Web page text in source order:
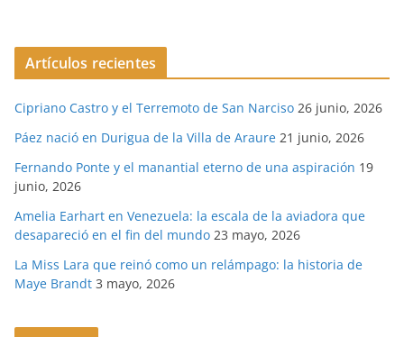
Artículos recientes
Cipriano Castro y el Terremoto de San Narciso 26 junio, 2026
Páez nació en Durigua de la Villa de Araure 21 junio, 2026
Fernando Ponte y el manantial eterno de una aspiración 19
junio, 2026
Amelia Earhart en Venezuela: la escala de la aviadora que
desapareció en el fin del mundo 23 mayo, 2026
La Miss Lara que reinó como un relámpago: la historia de
Maye Brandt 3 mayo, 2026